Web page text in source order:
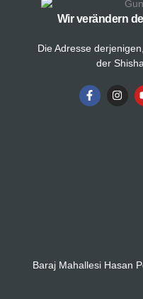
Wir verändern
Die Adresse
der
Baraj Mahallesi Hasan